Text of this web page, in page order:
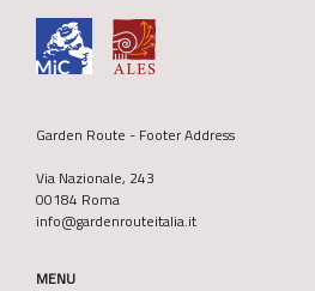
Garden Route - Footer Address
Via Nazionale, 243
00184 Roma
info@gardenrouteitalia.it
MENU